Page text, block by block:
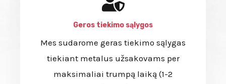
Geros tiekimo sąlygos
Mes sudarome geras tiekimo sąlygas
tiekiant metalus užsakovams per
maksimaliai trumpą laiką (1-2